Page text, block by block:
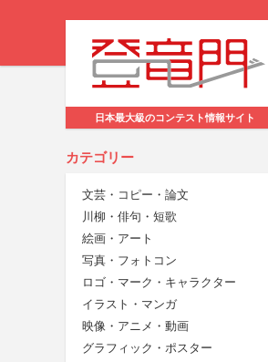
日本最大級のコンテスト情報サイト
カテゴリー
文芸・コピー・論文
川柳・俳句・短歌
絵画・アート
写真・フォトコン
ロゴ・マーク・キャラクター
イラスト・マンガ
映像・アニメ・動画
グラフィック・ポスター